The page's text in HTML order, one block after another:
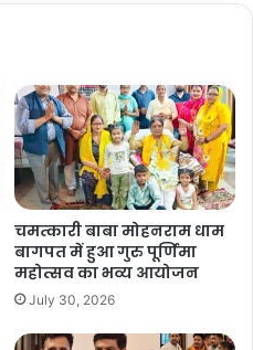
चमत्कारी बाबा मोहनराम धाम
बागपत में हुआ गुरु पूर्णिमा
महोत्सव का भव्य आयोजन
July 30, 2026